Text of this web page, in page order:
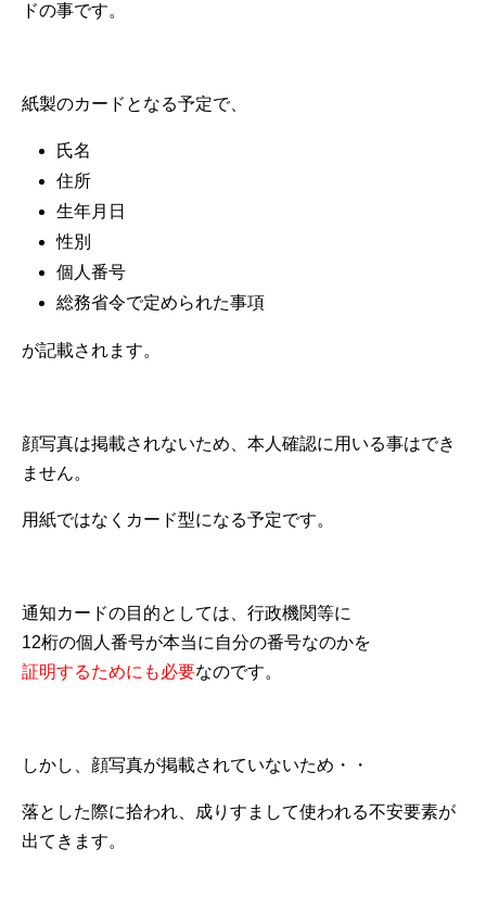
ドの事です。
紙製のカードとなる予定で、
氏名
住所
生年月日
性別
個人番号
総務省令で定められた事項
が記載されます。
顔写真は掲載されないため、本人確認に用いる事はでき
ません。
用紙ではなくカード型になる予定です。
通知カードの目的としては、行政機関等に
12桁の個人番号が本当に自分の番号なのかを
証明するためにも必要なのです。
しかし、顔写真が掲載されていないため・・
落とした際に拾われ、成りすまして使われる不安要素が
出てきます。